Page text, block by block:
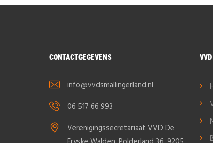
CONTACTGEGEVENS
info@vvdsmallingerland.nl
06 517 66 993
Verenigingssecretariaat VVD De